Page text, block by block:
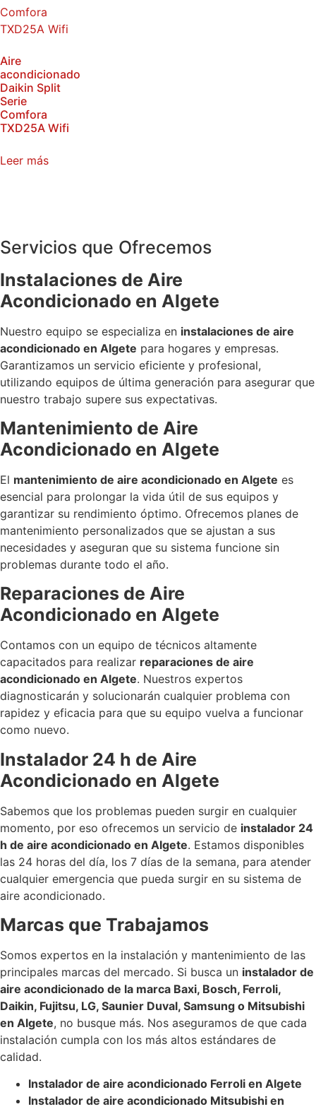
Aire
acondicionado
Daikin Split
Serie
Comfora
TXD25A Wifi
Leer más
Servicios que Ofrecemos
Instalaciones de Aire
Acondicionado en Algete
Nuestro equipo se especializa en instalaciones de aire
acondicionado en Algete para hogares y empresas.
Garantizamos un servicio eficiente y profesional,
utilizando equipos de última generación para asegurar que
nuestro trabajo supere sus expectativas.
Mantenimiento de Aire
Acondicionado en Algete
El mantenimiento de aire acondicionado en Algete es
esencial para prolongar la vida útil de sus equipos y
garantizar su rendimiento óptimo. Ofrecemos planes de
mantenimiento personalizados que se ajustan a sus
necesidades y aseguran que su sistema funcione sin
problemas durante todo el año.
Reparaciones de Aire
Acondicionado en Algete
Contamos con un equipo de técnicos altamente
capacitados para realizar reparaciones de aire
acondicionado en Algete. Nuestros expertos
diagnosticarán y solucionarán cualquier problema con
rapidez y eficacia para que su equipo vuelva a funcionar
como nuevo.
Instalador 24 h de Aire
Acondicionado en Algete
Sabemos que los problemas pueden surgir en cualquier
momento, por eso ofrecemos un servicio de instalador 24
h de aire acondicionado en Algete. Estamos disponibles
las 24 horas del día, los 7 días de la semana, para atender
cualquier emergencia que pueda surgir en su sistema de
aire acondicionado.
Marcas que Trabajamos
Somos expertos en la instalación y mantenimiento de las
principales marcas del mercado. Si busca un instalador de
aire acondicionado de la marca Baxi, Bosch, Ferroli,
Daikin, Fujitsu, LG, Saunier Duval, Samsung o Mitsubishi
en Algete, no busque más. Nos aseguramos de que cada
instalación cumpla con los más altos estándares de
calidad.
Instalador de aire acondicionado Ferroli en Algete
Instalador de aire acondicionado Mitsubishi en